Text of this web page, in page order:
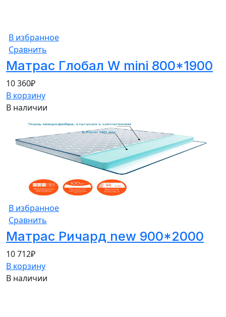
В избранное
Сравнить
Матрас Глобал W mini 800*1900
10 360₽
В корзину
В наличии
В избранное
Сравнить
Матрас Ричард new 900*2000
10 712₽
В корзину
В наличии